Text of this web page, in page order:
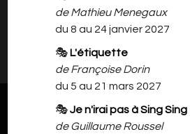
de Mathieu Menegaux
du 8 au 24 janvier 2027
🎭 L'étiquette
de Françoise Dorin
du 5 au 21 mars 2027
🎭Je n'irai pas à Sing Sing
de Guillaume Roussel
Il n'y a rien à vous
Veuillez revenir